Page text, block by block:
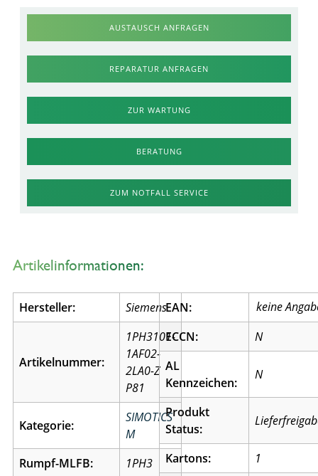
AUSTAUSCH ANFRAGEN
REPARATUR ANFRAGEN
ZUR WARTUNG
BERATUNG
ZUM NOTFALL SERVICE
Artikelinformationen:
Hersteller: Siemens
Artikelnummer:
1PH3101-
1AF02-
2LA0-Z
P81
Kategorie:
SIMOTICS
M
Rumpf-MLFB:
1PH3
EAN:
ECCN:
N
AL
Kennzeichen:
N
Produkt
Status:
Kartons:
1